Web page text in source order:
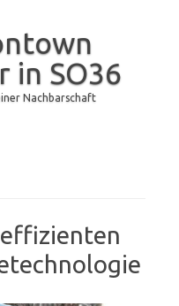
in SO36
Nachbarschaft